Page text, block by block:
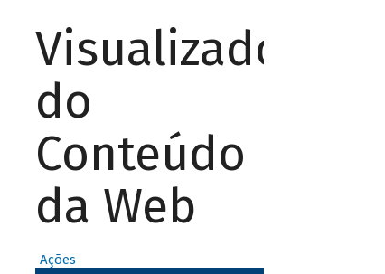
Visualizador
do
Conteúdo
da Web
Ações